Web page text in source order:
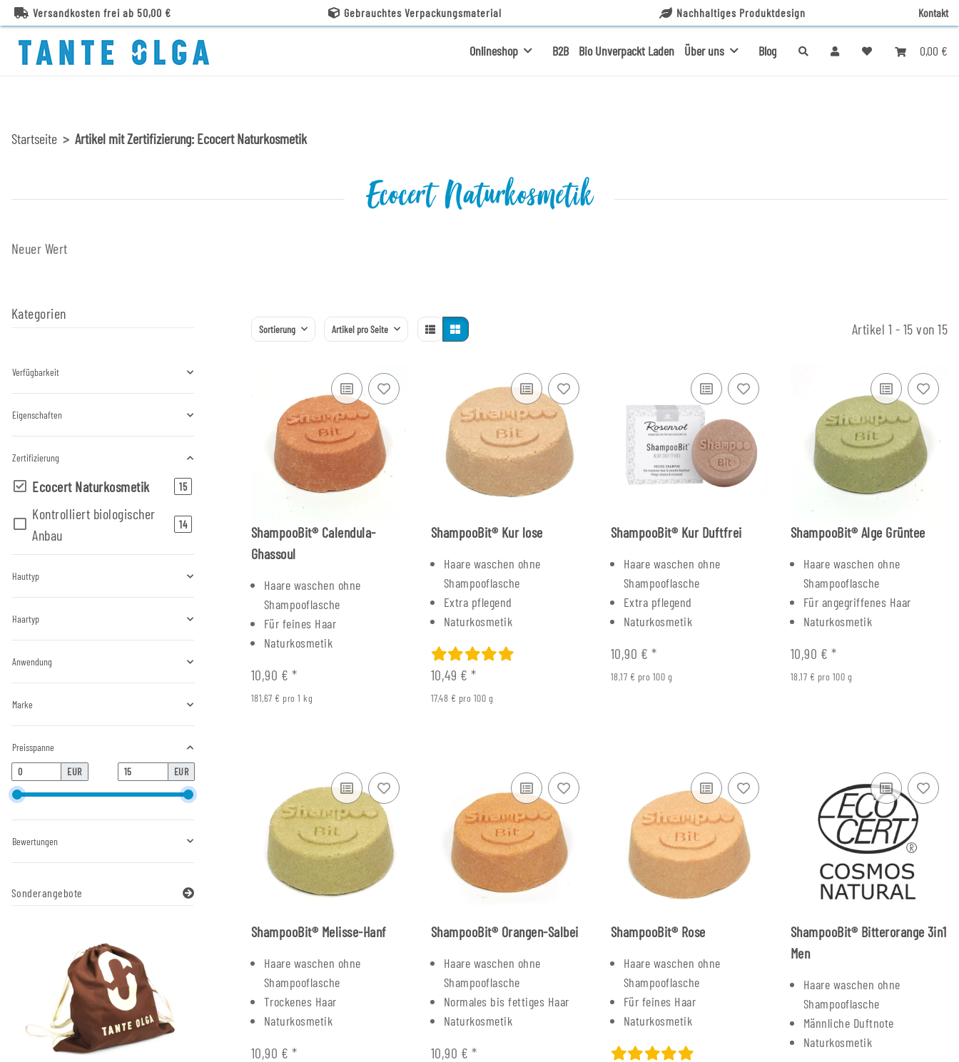
Versandkosten frei ab 50,00 € Gebrauchtes Verpackungsmaterial Nachhaltiges Produktdesign Kontakt
0,00 €
Onlineshop B2B Bio Unverpackt Laden Über uns Blog
Startseite Artikel mit Zertifizierung: Ecocert Naturkosmetik
Ecocert Naturkosmetik
Neuer Wert
Sortierung Artikel pro Seite Artikel 1 - 15 von 15
ShampooBit® Calendula-
Ghassoul
Haare waschen ohne
Shampooflasche
Für feines Haar
Naturkosmetik
10,90 € *
181,67 € pro 1 kg
ShampooBit® Kur lose
Haare waschen ohne
Shampooflasche
Extra pflegend
Naturkosmetik
10,49 € *
17,48 € pro 100 g
ShampooBit® Kur Duftfrei
Haare waschen ohne
Shampooflasche
Extra pflegend
Naturkosmetik
10,90 € *
18,17 € pro 100 g
ShampooBit® Alge Grüntee
Haare waschen ohne
Shampooflasche
Für angegriffenes Haar
Naturkosmetik
10,90 € *
18,17 € pro 100 g
ShampooBit® Melisse-Hanf
Haare waschen ohne
Shampooflasche
Trockenes Haar
Naturkosmetik
10,90 € *
ShampooBit® Orangen-Salbei
Haare waschen ohne
Shampooflasche
Normales bis fettiges Haar
Naturkosmetik
10,90 € *
ShampooBit® Rose
Haare waschen ohne
Shampooflasche
Für feines Haar
Naturkosmetik
ShampooBit® Bitterorange 3in1
Men
Haare waschen ohne
Shampooflasche
Männliche Duftnote
Naturkosmetik
Kategorien
Verfügbarkeit
Eigenschaften
Zertifizierung
Ecocert Naturkosmetik 15Artikel gefunden
Kontrolliert biologischer
Anbau
14Artikel gefunden
Hauttyp
Haartyp
Anwendung
Marke
Preisspanne
EUR EUR
Bewertungen
Sonderangebote